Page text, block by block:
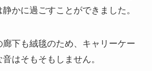
かに過ごすことができました。
下も絨毯のため、キャリーケー
はそもそもしません。